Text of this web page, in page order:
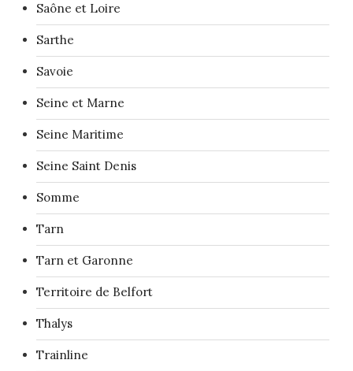
Saône et Loire
Sarthe
Savoie
Seine et Marne
Seine Maritime
Seine Saint Denis
Somme
Tarn
Tarn et Garonne
Territoire de Belfort
Thalys
Trainline